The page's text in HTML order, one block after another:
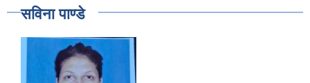
सविना पाण्डे